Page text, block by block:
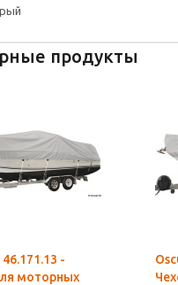
продукты
-
моторных